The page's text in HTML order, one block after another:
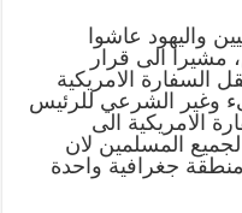
واليهود عاشوا
الى قرار
السفارة الامريكية
وغير الشرعي للرئيس
الامريكية الى
المسلمين لان
جغرافية واحدة